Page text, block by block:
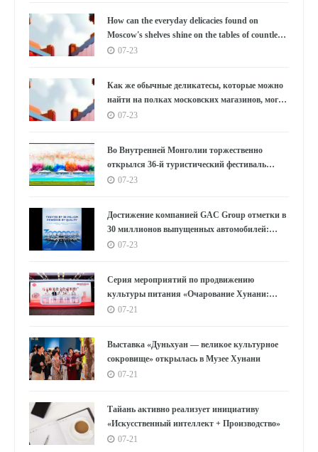
How can the everyday delicacies found on
Moscow's shelves shine on the tables of countless
households in the East?
07-23
Как же обычные деликатесы, которые можно
найти на полках московских магазинов, могут
украсить столы бесчисленных семей на
07-23
Во Внутренней Монголии торжественно
открылся 36-й туристический фестиваль
«Наадам»
07-23
Достижение компанией GAC Group отметки в
30 миллионов выпущенных автомобилей:
цифры, лежащие в основе концепции "GAC
07-23
Серия мероприятий по продвижению
культуры питания «Очарование Хунани:
вкусы Мавандуй» стартовала в Шанхае
07-21
Выставка «Дуньхуан — великое культурное
сокровище» открылась в Музее Хунани
07-21
Тайань активно реализует инициативу
«Искусственный интеллект + Производство»
07-21